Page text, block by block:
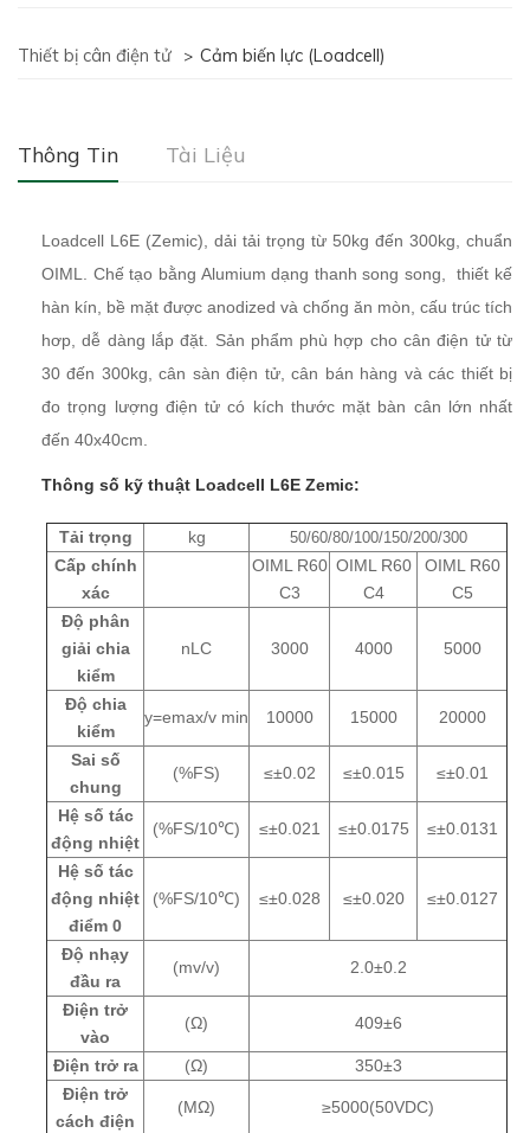
Thiết bị cân điện tử > Cảm biến lực (Loadcell)
Thông Tin Tài Liệu
Loadcell L6E (Zemic), dải tải trọng từ 50kg đến 300kg, chuẩn
OIML. Chế tạo bằng Alumium dạng thanh song song, thiết kế
hàn kín, bề mặt được anodized và chống ăn mòn, cấu trúc tích
hơp, dễ dàng lắp đặt. Sản phẩm phù hợp cho cân điện tử từ
30 đến 300kg, cân sàn điện tử,cân bán hàng và các thiết bị
đo trọng lượng điện tử có kích thước mặt bàn cân lớn nhất
đến 40x40cm.
Thông số kỹ thuật Loadcell L6E Zemic:
Tải trọng kg 50/60/80/100/150/200/300
Cấp chính
xác
OIML R60
C3
OIML R60
C4
OIML R60
C5
Độ phân
giải chia
kiểm
nLC 3000 4000 5000
Độ chia
kiểm
y=emax/v min 10000 15000 20000
Sai số
chung
(%FS) ≤±0.02 ≤±0.015 ≤±0.01
Hệ số tác
động nhiệt
(%FS/10℃) ≤±0.021 ≤±0.0175 ≤±0.0131
Hệ số tác
động nhiệt
điểm 0
(%FS/10℃) ≤±0.028 ≤±0.020 ≤±0.0127
Độ nhạy
đầu ra
(mv/v) 2.0±0.2
Điện trở
vào
(Ω) 409±6
Điện trở ra (Ω)
350±3
Điện trở
cách điện
(MΩ) ≥5000(50VDC)